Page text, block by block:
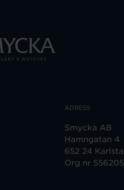
ADRESS
Smycka AB
Hamngatan 4
652 24
Org nr